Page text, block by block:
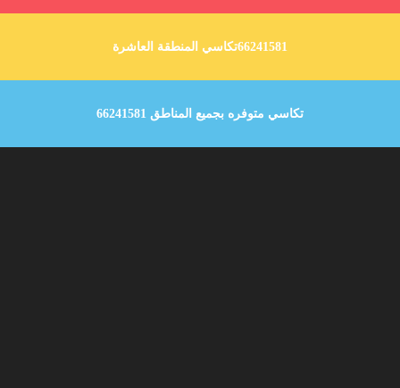
66241581تكاسي المنطقة العاشرة
تكاسي متوفره بجميع المناطق 66241581